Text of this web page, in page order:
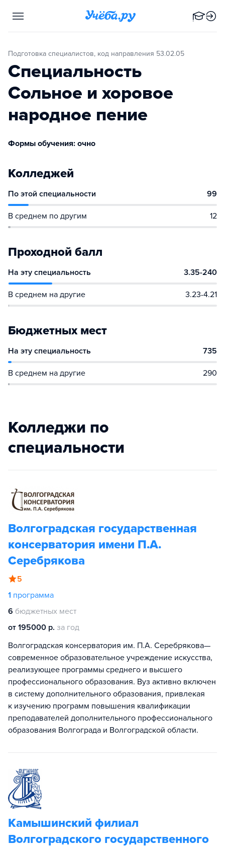
Подготовка специалистов, код направления 53.02.05
Специальность
Сольное и хоровое
народное пение
Формы обучения: очно
Колледжей
По этой специальности 99
В среднем по другим 12
Проходной балл
На эту специальность 3.35-240
В среднем на другие 3.23-4.21
Бюджетных мест
На эту специальность 735
В среднем на другие 290
Колледжи по
специальности
Волгоградская государственная
консерватория имени П.А.
Серебрякова
5
1 программа
6 бюджетных мест
от 195000 р. за год
Волгоградская консерватория им. П.А. Серебрякова—
современное образовательное учреждение искусства,
реализующее программы среднего и высшего
профессионального образования. Вуз активно включен
в систему дополнительного образования, привлекая
к изучению программ повышения квалификации
преподавателей дополнительного профессионального
образования Волгограда и Волгоградской области.
Камышинский филиал
Волгоградского государственного